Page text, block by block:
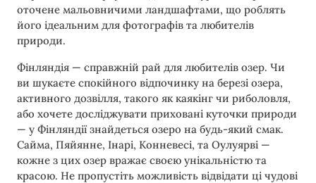
оточене мальовничими ландшафтами, що роблять
його ідеальним для фотографів та любителів
природи.
Фінляндія — справжній рай для любителів озер. Чи
ви шукаєте спокійного відпочинку на березі озера,
активного дозвілля, такого як каякінг чи риболовля,
або хочете досліджувати приховані куточки природи
— у Фінляндії знайдеться озеро на будь-який смак.
Сайма, Пяйянне, Інарі, Конневесі, та Оулуярві —
кожне з цих озер вражає своєю унікальністю та
красою. Не пропустіть можливість відвідати ці чудові